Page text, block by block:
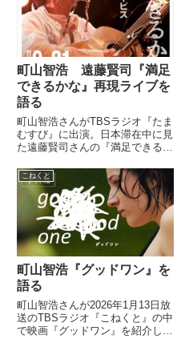
町山智浩 遠藤賢司『満足
できるかな』再現ライブを
語る
町山智浩さんがTBSラジオ『たま
むすび』に出演。日本滞在中に見
た遠藤賢司さんの『満足できるか
った宮藤官九郎さんなどについて
話していました。9/21(水) 遠藤賢
司 with サニーデイ・サービス
「満足できるかな...
こねくと
町山智浩『グッドワン』を
語る
町山智浩さんが2026年1月13日放
送のTBSラジオ『こねくと』の中
で映画『グッドワン』を紹介して